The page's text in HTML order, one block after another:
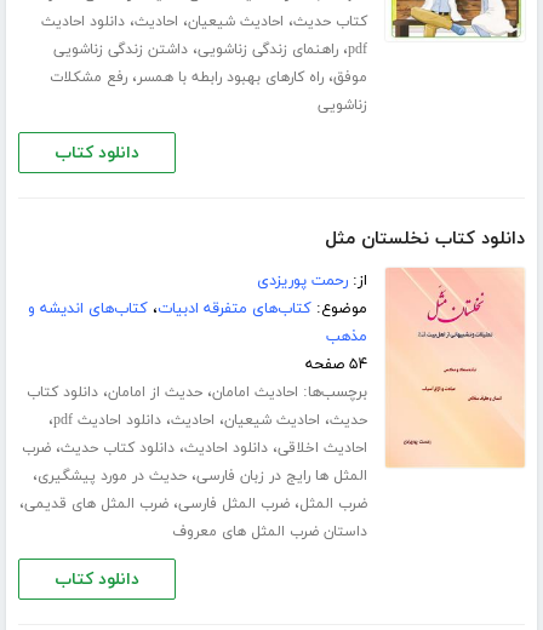
کتاب حدیث، احادیث شیعیان، احادیث،دانلود احادیث
pdf،راهنمای زندگی زناشویی،داشتن زندگی زناشویی
موفق،راه کارهای بهبود رابطه با همسر،رفع مشکلات
زناشویی
دانلود کتاب
دانلود کتاب نخلستان مثل
از:رحمت پوریزدی
موضوع:کتاب‌های متفرقه ادبیات،کتاب‌های اندیشه و
مذهب
۵۴ صفحه
برچسب‌ها: احادیث امامان،حدیث از امامان،دانلود کتاب
حدیث، احادیث شیعیان، احادیث،دانلود احادیث pdf ،
احادیث اخلاقی،دانلود احادیث،دانلود کتاب حدیث،ضرب
المثل ها رایج در زبان فارسی،حدیث در مورد پیشگیری،
ضرب المثل،ضرب المثل فارسی،ضرب المثل های قدیمی،
داستان ضرب المثل های معروف
دانلود کتاب